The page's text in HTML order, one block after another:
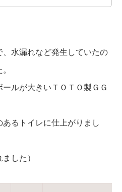
、水漏れなど発生していたの
ルが大きいＴＯＴＯ製ＧＧ
るトイレに仕上がりまし
した）